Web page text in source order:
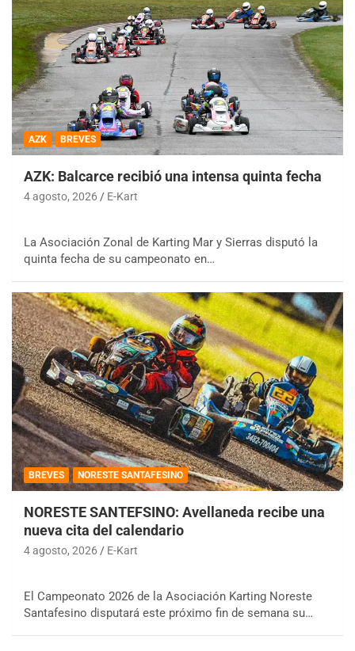
AZK BREVES
AZK: Balcarce recibió una intensa quinta fecha
4 agosto, 2026 E-Kart
La Asociación Zonal de Karting Mar y Sierras disputó la
quinta fecha de su campeonato en…
BREVES NORESTE SANTAFESINO
NORESTE SANTEFSINO: Avellaneda recibe una
nueva cita del calendario
4 agosto, 2026 E-Kart
El Campeonato 2026 de la Asociación Karting Noreste
Santafesino disputará este próximo fin de semana su…